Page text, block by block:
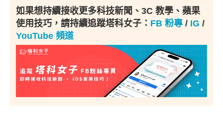
如果想持續接收更多科技新聞、3C 教學、蘋果
使用技巧，請持續追蹤塔科女子： FB 粉專 / IG /
YouTube 頻道